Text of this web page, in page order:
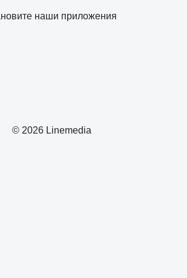
© 2026 Linemedia
наши приложения